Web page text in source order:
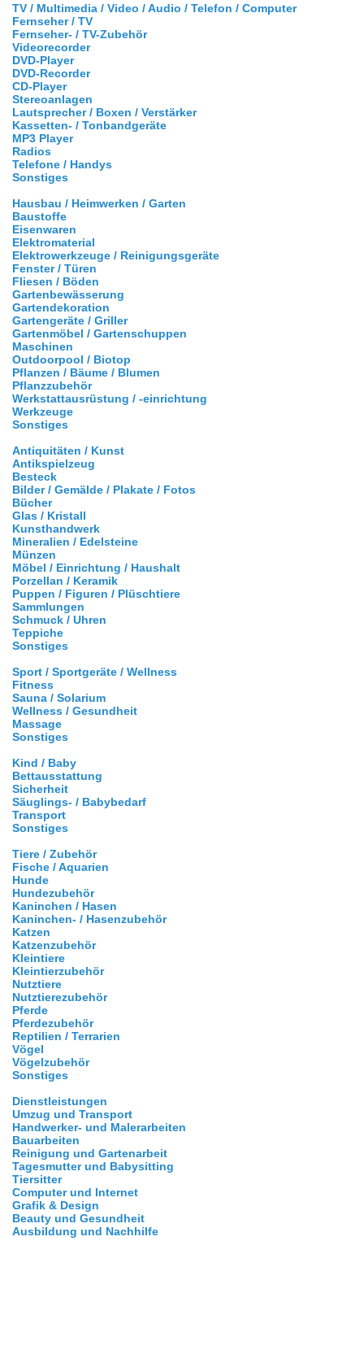
TV / Multimedia / Video / Audio / Telefon / Computer
Fernseher / TV
Fernseher- / TV-Zubehör
Videorecorder
DVD-Player
DVD-Recorder
CD-Player
Stereoanlagen
Lautsprecher / Boxen / Verstärker
Kassetten- / Tonbandgeräte
MP3 Player
Radios
Telefone / Handys
Sonstiges
Hausbau / Heimwerken / Garten
Baustoffe
Eisenwaren
Elektromaterial
Elektrowerkzeuge / Reinigungsgeräte
Fenster / Türen
Fliesen / Böden
Gartenbewässerung
Gartendekoration
Gartengeräte / Griller
Gartenmöbel / Gartenschuppen
Maschinen
Outdoorpool / Biotop
Pflanzen / Bäume / Blumen
Pflanzzubehör
Werkstattausrüstung / -einrichtung
Werkzeuge
Sonstiges
Antiquitäten / Kunst
Antikspielzeug
Besteck
Bilder / Gemälde / Plakate / Fotos
Bücher
Glas / Kristall
Kunsthandwerk
Mineralien / Edelsteine
Münzen
Möbel / Einrichtung / Haushalt
Porzellan / Keramik
Puppen / Figuren / Plüschtiere
Sammlungen
Schmuck / Uhren
Teppiche
Sonstiges
Sport / Sportgeräte / Wellness
Fitness
Sauna / Solarium
Wellness / Gesundheit
Massage
Sonstiges
Kind / Baby
Bettausstattung
Sicherheit
Säuglings- / Babybedarf
Transport
Sonstiges
Tiere / Zubehör
Fische / Aquarien
Hunde
Hundezubehör
Kaninchen / Hasen
Kaninchen- / Hasenzubehör
Katzen
Katzenzubehör
Kleintiere
Kleintierzubehör
Nutztiere
Nutztierezubehör
Pferde
Pferdezubehör
Reptilien / Terrarien
Vögel
Vögelzubehör
Sonstiges
Dienstleistungen
Umzug und Transport
Handwerker- und Malerarbeiten
Bauarbeiten
Reinigung und Gartenarbeit
Tagesmutter und Babysitting
Tiersitter
Computer und Internet
Grafik & Design
Beauty und Gesundheit
Ausbildung und Nachhilfe